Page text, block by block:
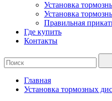
Установка
Установка
Правильная
Где купить
Контакты
Главная
Установка тормозных